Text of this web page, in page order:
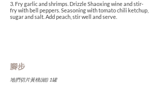
3. Fry garlic and shrimps. Drizzle Shaoxing wine and stir-
fry with bell peppers. Seasoning with tomato chili ketchup,
sugar and salt. Add peach, stir well and serve.
腳步
地捫切片黃桃(細) 1罐